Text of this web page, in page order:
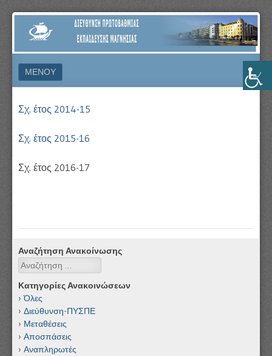
ΔΙΕΎΘΥΝΣΗ
ΠΡΩΤΟΒΆΘΜΙΑΣ
ΕΚΠΑΊΔΕΥΣΗΣ
ΜΑΓΝΗΣΊΑΣ
ΜΕΝΟΎ
Σχ. έτος 2014-15
Σχ. έτος 2015-16
Σχ. έτος 2016-17
Αναζήτηση Ανακοίνωσης
Αναζήτηση
Κατηγορίες Ανακοινώσεων
Όλες
Διεύθυνση-ΠΥΣΠΕ
Μεταθέσεις
Αποσπάσεις
Αναπληρωτές